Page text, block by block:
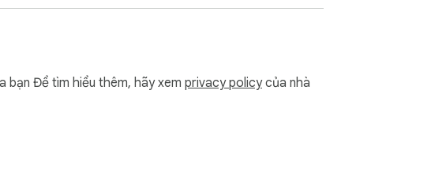
bạn Để tìm hiểu thêm, hãy xem privacy policycủa nhà